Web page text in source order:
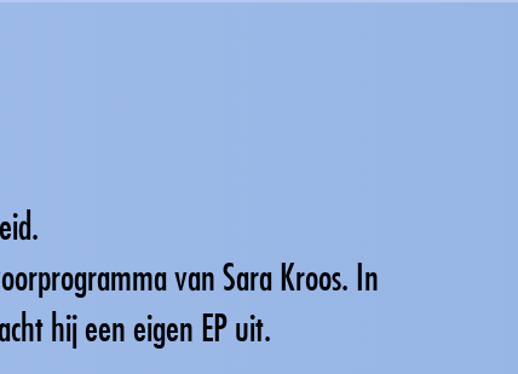
van Sara Kroos. In
hij een eigen EP uit.